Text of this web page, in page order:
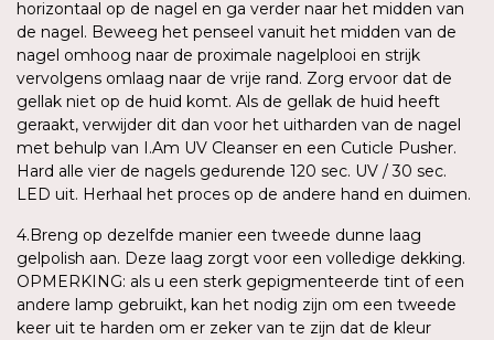
horizontaal op de nagel en ga verder naar het midden van
de nagel. Beweeg het penseel vanuit het midden van de
nagel omhoog naar de proximale nagelplooi en strijk
vervolgens omlaag naar de vrije rand. Zorg ervoor dat de
gellak niet op de huid komt. Als de gellak de huid heeft
geraakt, verwijder dit dan voor het uitharden van de nagel
met behulp van I.Am UV Cleanser en een Cuticle Pusher.
Hard alle vier de nagels gedurende 120 sec. UV / 30 sec.
LED uit. Herhaal het proces op de andere hand en duimen.
4.Breng op dezelfde manier een tweede dunne laag
gelpolish aan. Deze laag zorgt voor een volledige dekking.
OPMERKING: als u een sterk gepigmenteerde tint of een
andere lamp gebruikt, kan het nodig zijn om een tweede
keer uit te harden om er zeker van te zijn dat de kleur